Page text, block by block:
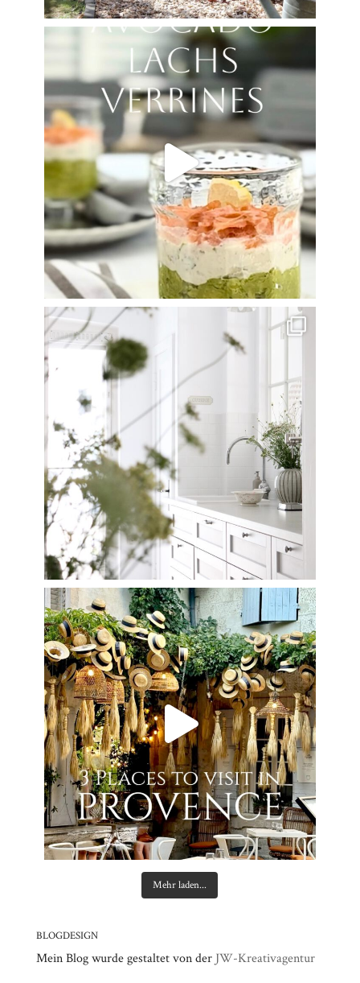
Mehr laden...
BLOGDESIGN
Mein Blog wurde gestaltet von der JW-Kreativagentur